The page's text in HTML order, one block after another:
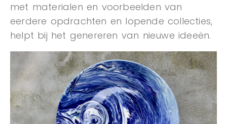
met materialen en voorbeelden van
eerdere opdrachten en lopende collecties,
helpt bij het genereren van nieuwe ideeën.